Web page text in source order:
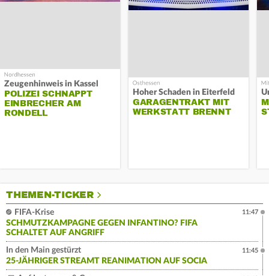
Zeugenhinweis in Kassel
POLIZEI SCHNAPPT
EINBRECHER AM
RONDELL
Hoher Schaden in Eiterfeld
GARAGENTRAKT MIT
WERKSTATT BRENNT
THEMEN-TICKER
FIFA-Krise
SCHMUTZKAMPAGNE GEGEN INFANTINO? FIFA
SCHALTET AUF ANGRIFF
11:47
In den Main gestürzt
25-JÄHRIGER STREAMT REANIMATION AUF SOCIA
11:45